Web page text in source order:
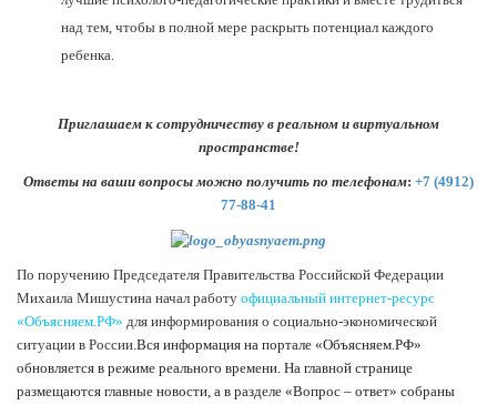
над тем, чтобы в полной мере раскрыть потенциал каждого
ребенка.
Приглашаем к сотрудничеству в реальном и виртуальном
пространстве!
Ответы на ваши вопросы можно получить по телефонам: +7 (4912)
77-88-41
По поручению Председателя Правительства Российской Федерации
Михаила Мишустина начал работу официальный интернет-ресурс
«Объясняем.РФ» для информирования о социально-экономической
ситуации в России.Вся информация на портале «Объясняем.РФ»
обновляется в режиме реального времени. На главной странице
размещаются главные новости, а в разделе «Вопрос – ответ» собраны